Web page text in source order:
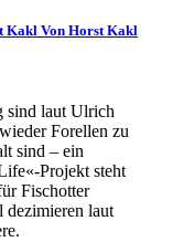
Von Horst Kakl
sind laut Ulrich
Forellen zu
sind – ein
Projekt steht
Fischotter
dezimieren laut